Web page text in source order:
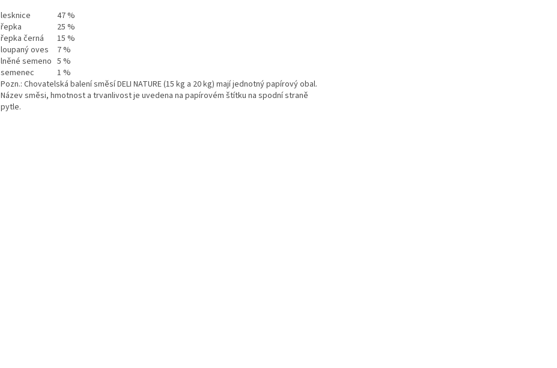
lesknice
47 %
řepka
25 %
řepka černá
15 %
loupaný oves
7 %
lněné semeno 5 %
semenec
1 %
Pozn.: Chovatelská balení směsí DELI NATURE (15 kg a 20 kg) mají jednotný papírový obal.
Název směsi, hmotnost a trvanlivost je uvedena na papírovém štítku na spodní straně
pytle.